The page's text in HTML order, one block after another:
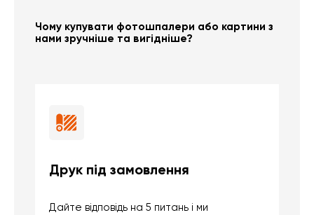
Чому купувати фотошпалери або картини з
нами зручніше та вигідніше?
Друк під замовлення
Дайте відповідь на 5 питань і ми